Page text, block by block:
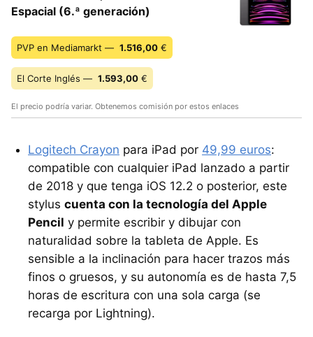
Espacial (6.ª generación)
PVP en Mediamarkt — 1.516,00 €
El Corte Inglés — 1.593,00 €
El precio podría variar. Obtenemos comisión por estos enlaces
Logitech Crayon para iPad por 49,99 euros:
compatible con cualquier iPad lanzado a partir
de 2018 y que tenga iOS 12.2 o posterior, este
stylus cuenta con la tecnología del Apple
Pencil y permite escribir y dibujar con
naturalidad sobre la tableta de Apple. Es
sensible a la inclinación para hacer trazos más
finos o gruesos, y su autonomía es de hasta 7,5
horas de escritura con una sola carga (se
recarga por Lightning).